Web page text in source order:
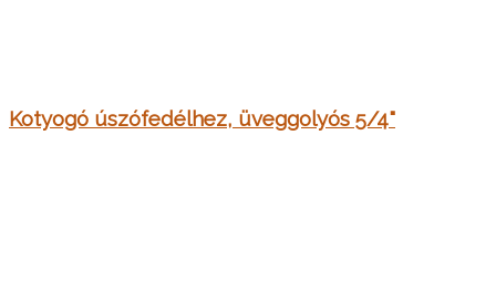
Kotyogó úszófedélhez, üveggolyós 5/4"